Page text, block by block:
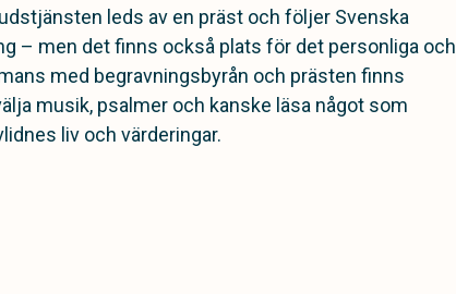
leds av en präst och följer Svenska
– men det finns också plats för det personliga och
med begravningsbyrån och prästen finns
musik, psalmer och kanske läsa något som
liv och värderingar.